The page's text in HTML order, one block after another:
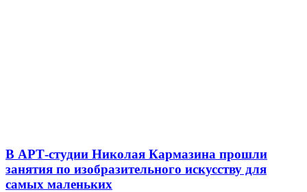
В АРТ-студии Николая Кармазина прошли
занятия по изобразительного искусству для
самых маленьких